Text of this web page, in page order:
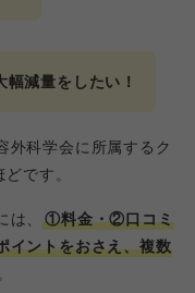
減量をしたい！
外科学会に所属するク
です。
は、①料金・②口コミ
イントをおさえ、複数